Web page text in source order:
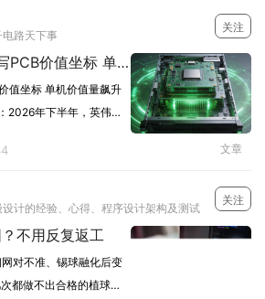
多种工作模式。那么，
路天下事
关注
英伟达Rubin架构改写PCB价值坐标 单机价值量飙升至传统服务器3倍以上
值坐标 单机价值量飙升
2026年下半年，英伟达
从底层硬件设计层面彻
从被动
文章
计的经验、心得、程序设计架构及测试
关注
不用反复返工
对不准、锡球融化后变
都做不出合格的植球效